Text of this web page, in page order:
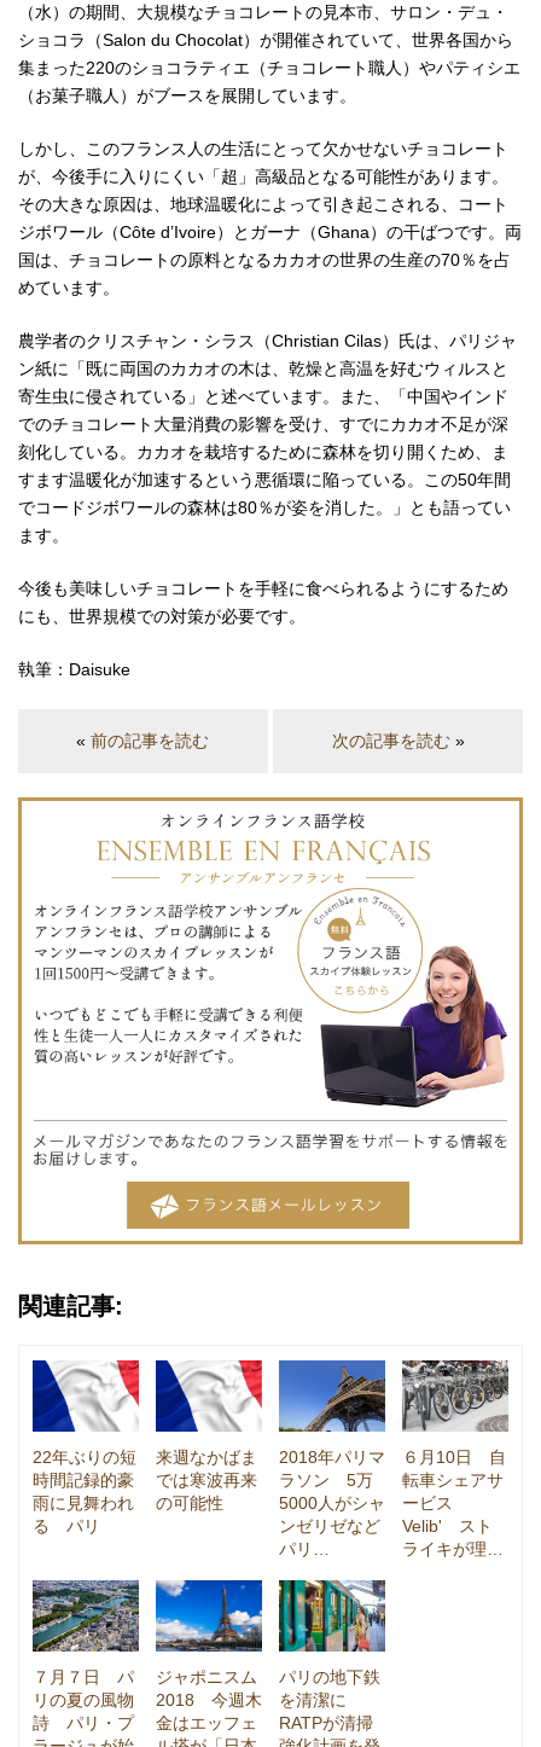
（水）の期間、大規模なチョコレートの見本市、サロン・デュ・
ショコラ（Salon du Chocolat）が開催されていて、世界各国から
集まった220のショコラティエ（チョコレート職人）やパティシエ
（お菓子職人）がブースを展開しています。
しかし、このフランス人の生活にとって欠かせないチョコレート
が、今後手に入りにくい「超」高級品となる可能性があります。
その大きな原因は、地球温暖化によって引き起こされる、コート
ジボワール（Côte d’Ivoire）とガーナ（Ghana）の干ばつです。両
国は、チョコレートの原料となるカカオの世界の生産の70％を占
めています。
農学者のクリスチャン・シラス（Christian Cilas）氏は、パリジャ
ン紙に「既に両国のカカオの木は、乾燥と高温を好むウィルスと
寄生虫に侵されている」と述べています。また、「中国やインド
でのチョコレート大量消費の影響を受け、すでにカカオ不足が深
刻化している。カカオを栽培するために森林を切り開くため、ま
すます温暖化が加速するという悪循環に陥っている。この50年間
でコードジボワールの森林は80％が姿を消した。」とも語ってい
ます。
今後も美味しいチョコレートを手軽に食べられるようにするため
にも、世界規模での対策が必要です。
執筆：Daisuke
«前の記事を読む 次の記事を読む»
関連記事:
22年ぶりの短
時間記録的豪
雨に見舞われ
る パリ
来週なかばま
では寒波再来
の可能性
2018年パリマ
ラソン 5万
5000人がシャ
ンゼリゼなど
パリ…
６月10日 自
転車シェアサ
ービス
Velib' スト
ライキが理…
７月７日 パ
リの夏の風物
詩 パリ・プ
ジャポニスム
2018 今週木
金はエッフェ
パリの地下鉄
を清潔に
RATPが清掃